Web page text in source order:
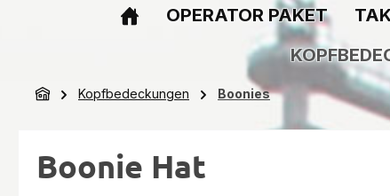
OPERATOR PAKET
Kopfbedeckungen Boonies
Boonie Hat